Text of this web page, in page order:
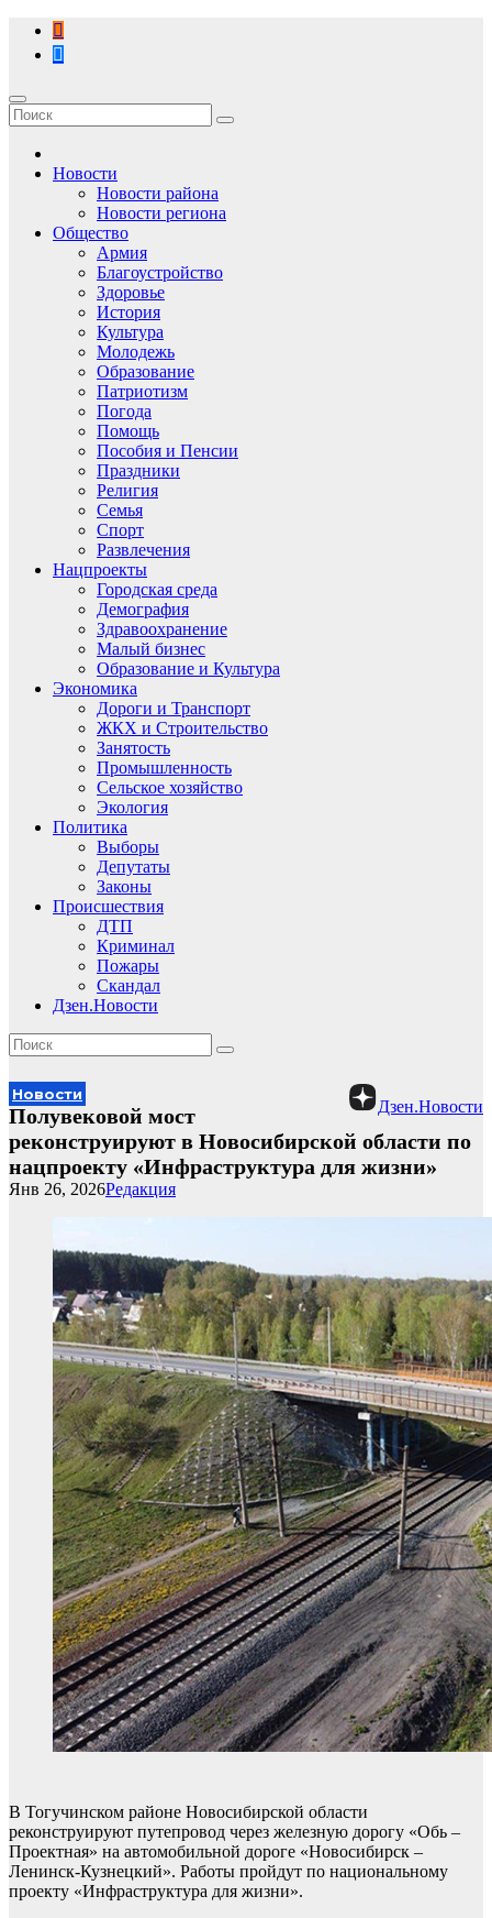
Перейти
содержимому
Новости
Новости района
Новости региона
Общество
Армия
Благоустройство
Здоровье
История
Культура
Молодежь
Образование
Патриотизм
Погода
Помощь
Пособия и Пенсии
Праздники
Религия
Семья
Спорт
Развлечения
Нацпроекты
Городская среда
Демография
Здравоохранение
Малый бизнес
Образование и Культура
Экономика
Дороги и Транспорт
ЖКХ и Строительство
Занятость
Промышленность
Сельское хозяйство
Экология
Политика
Выборы
Депутаты
Законы
Происшествия
ДТП
Криминал
Пожары
Скандал
Дзен.Новости
Дзен.Новости
Новости
Полувековой мост
реконструируют в Новосибирской области по
нацпроекту «Инфраструктура для жизни»
Редакция
Янв 26, 2026
В Тогучинском районе Новосибирской области
реконструируют путепровод через железную дорогу «Обь –
Проектная» на автомобильной дороге «Новосибирск –
Ленинск-Кузнецкий». Работы пройдут по национальному
проекту «Инфраструктура для жизни».